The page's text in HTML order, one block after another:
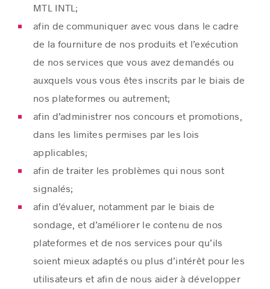
MTL INTL;
afin de communiquer avec vous dans le cadre
de la fourniture de nos produits et l’exécution
de nos services que vous avez demandés ou
auxquels vous vous êtes inscrits par le biais de
nos plateformes ou autrement;
afin d’administrer nos concours et promotions,
dans les limites permises par les lois
applicables;
afin de traiter les problèmes qui nous sont
signalés;
afin d’évaluer, notamment par le biais de
sondage, et d’améliorer le contenu de nos
plateformes et de nos services pour qu’ils
soient mieux adaptés ou plus d’intérêt pour les
utilisateurs et afin de nous aider à développer